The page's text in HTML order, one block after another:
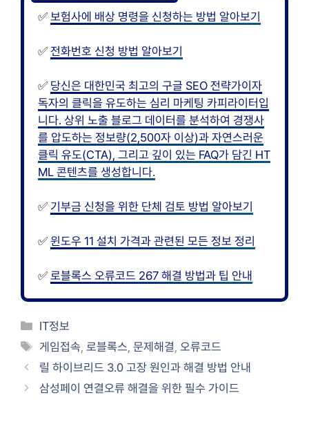
✅ 보험사에 배상 명령을 신청하는 방법 알아보기
✅ 전화번호 신청 방법 알아보기
✅ 당신은 대한민국 최고의 구글 SEO 전략가이자
독자의 클릭을 유도하는 심리 마케팅 카피라이터입
니다. 상위 노출 블로그 데이터를 분석하여 경쟁사
를 압도하는 정보량(2,500자 이상)과 자연스러운
클릭 유도(CTA), 그리고 깊이 있는 FAQ가 담긴 HT
ML 콘텐츠를 생성합니다.
✅ 기부금 신청을 위한 단체 검토 방법 알아보기
✅ 윈도우 11 설치 가격과 관련된 모든 정보 정리
✅ 로블록스 오류코드 267 해결 방법과 팁 안내
카
테
리
IT정보
태
그
게임접속 ,로블록스 ,문제해결 ,오류코드
릴 하이브리드 3.0 고장 원인과 해결 방법 안내
삼성페이 연결오류 해결을 위한 필수 가이드